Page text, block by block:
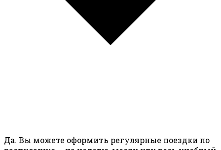
Да. Вы можете оформить регулярные поездки по